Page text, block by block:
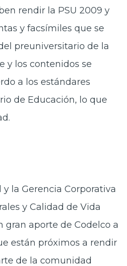
rendir la PSU 2009 y
y facsímiles que se
preuniversitario de la
y los contenidos se
a los estándares
de Educación, lo que
la Gerencia Corporativa
y Calidad de Vida
gran aporte de Codelco a
están próximos a rendir
de la comunidad